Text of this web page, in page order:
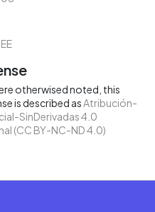
otherwised noted, this
is described asAtribución-
SinDerivadas 4.0
(CC BY-NC-ND 4.0)